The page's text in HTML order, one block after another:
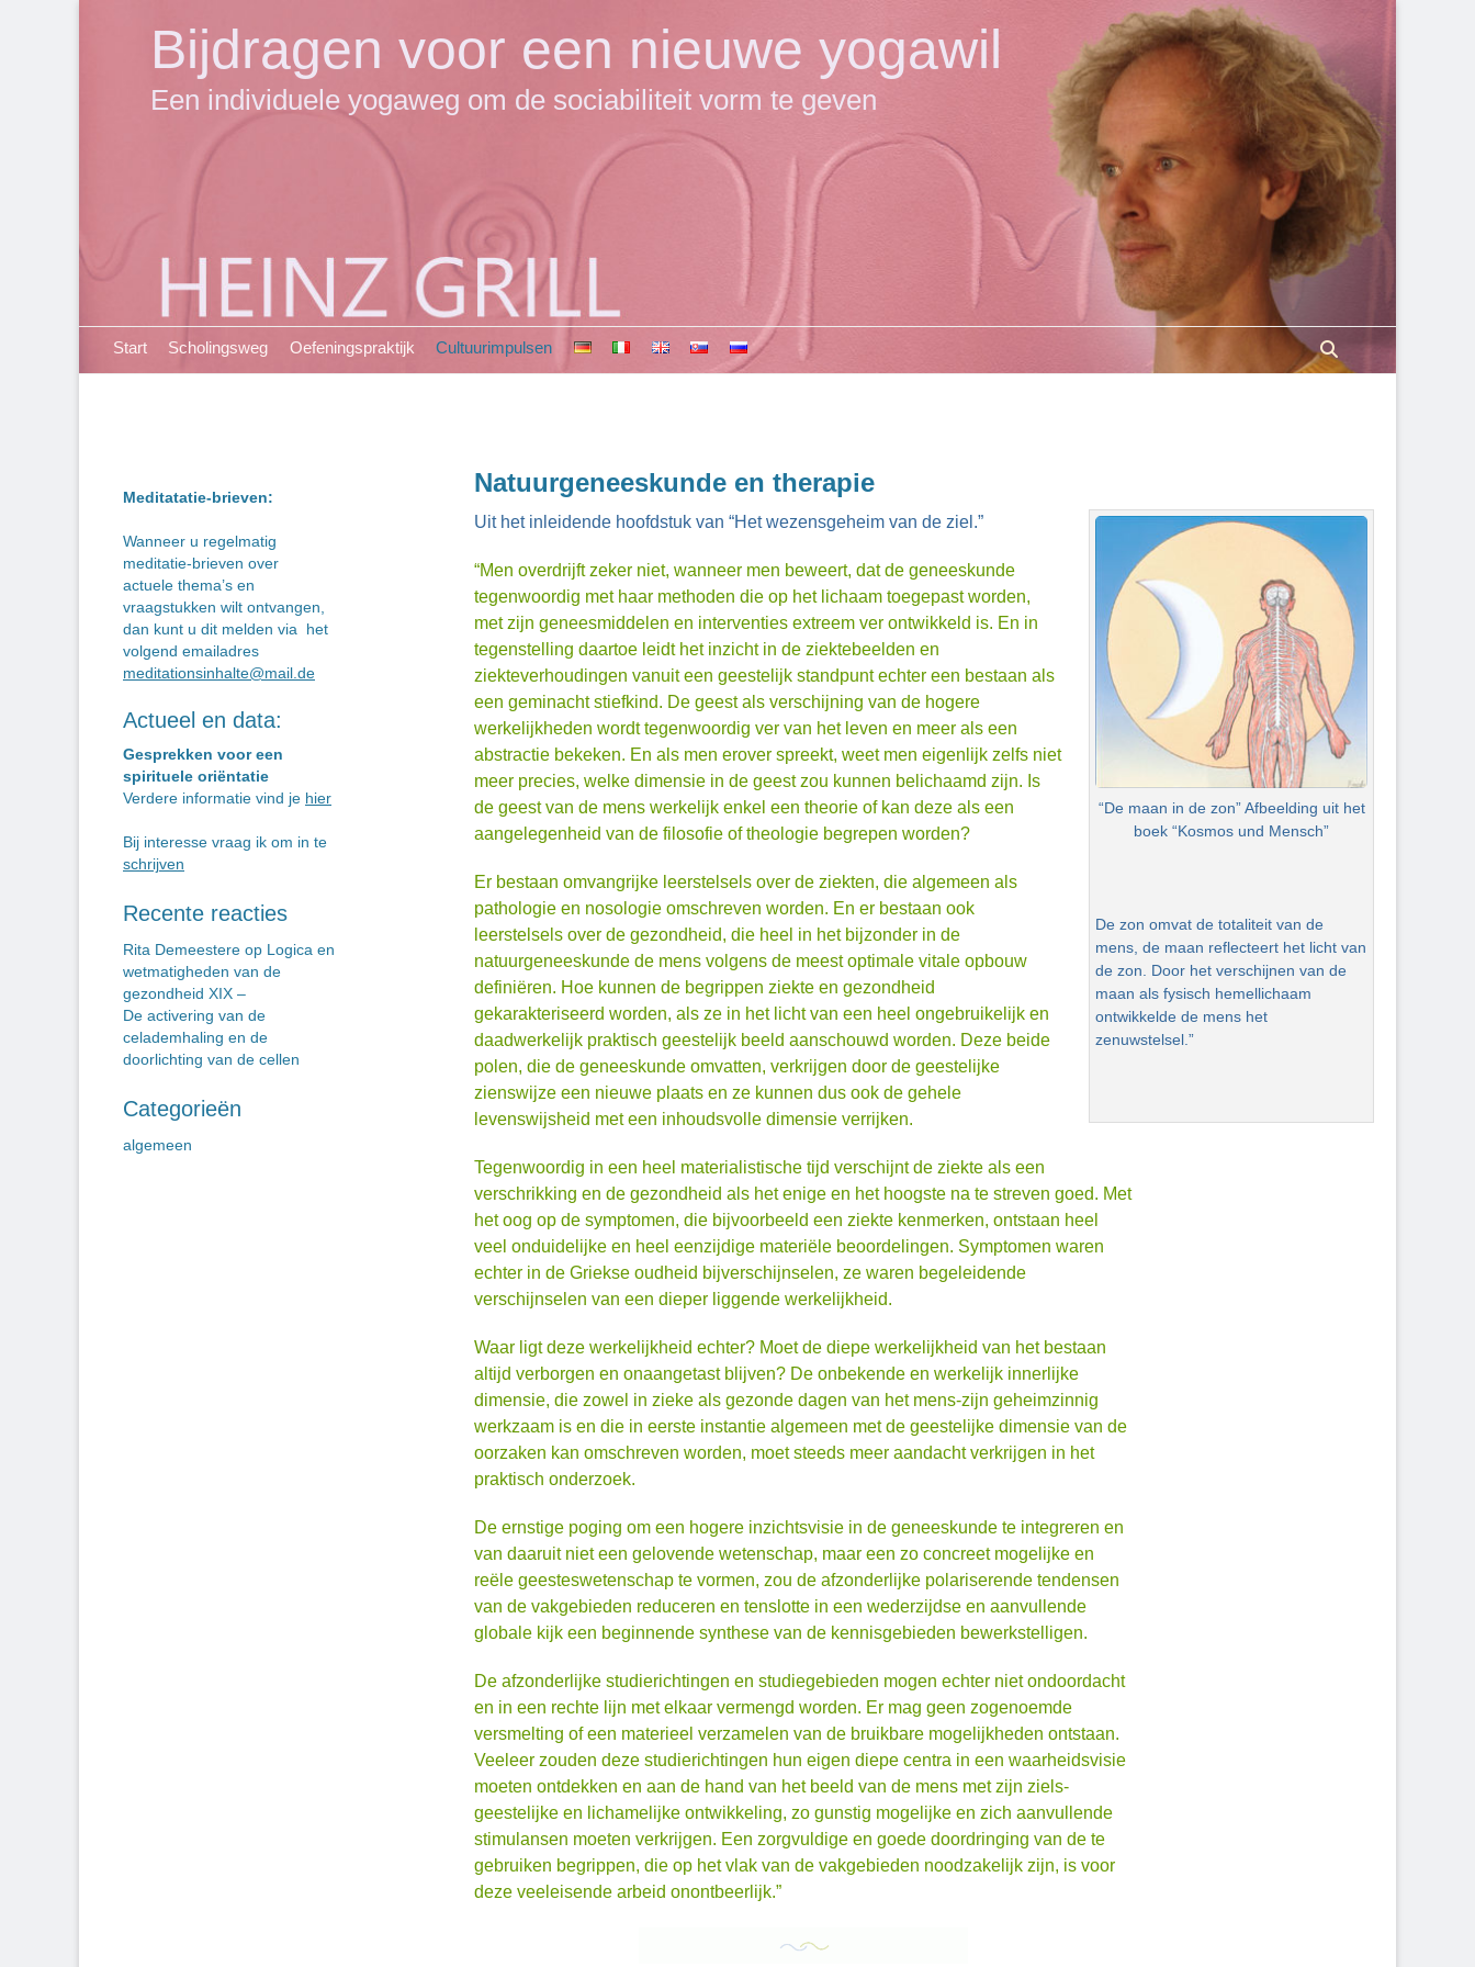
Bijdragen voor een nieuwe yogawil
Een individuele yogaweg om de sociabiliteit vorm te geven
Primair menu
GaStart Scholingsweg Oefeningspraktijk Cultuurimpulsen
Natuurgeneeskunde en therapie
“De maan in de zon” Afbeelding uit het
boek “Kosmos und Mensch”
De zon omvat de totaliteit van de
mens, de maan reflecteert het licht van
de zon. Door het verschijnen van de
maan als fysisch hemellichaam
ontwikkelde de mens het
zenuwstelsel.”
Uit het inleidende hoofdstuk van “Het wezensgeheim van de ziel.”
“Men overdrijft zeker niet, wanneer men beweert, dat de geneeskunde
tegenwoordig met haar methoden die op het lichaam toegepast worden,
met zijn geneesmiddelen en interventies extreem ver ontwikkeld is. En in
tegenstelling daartoe leidt het inzicht in de ziektebeelden en
ziekteverhoudingen vanuit een geestelijk standpunt echter een bestaan als
een geminacht stiefkind. De geest als verschijning van de hogere
werkelijkheden wordt tegenwoordig ver van het leven en meer als een
abstractie bekeken. En als men erover spreekt, weet men eigenlijk zelfs niet
meer precies, welke dimensie in de geest zou kunnen belichaamd zijn. Is
de geest van de mens werkelijk enkel een theorie of kan deze als een
aangelegenheid van de filosofie of theologie begrepen worden?
Er bestaan omvangrijke leerstelsels over de ziekten, die algemeen als
pathologie en nosologie omschreven worden. En er bestaan ook
leerstelsels over de gezondheid, die heel in het bijzonder in de
natuurgeneeskunde de mens volgens de meest optimale vitale opbouw
definiëren. Hoe kunnen de begrippen ziekte en gezondheid
gekarakteriseerd worden, als ze in het licht van een heel ongebruikelijk en
daadwerkelijk praktisch geestelijk beeld aanschouwd worden. Deze beide
polen, die de geneeskunde omvatten, verkrijgen door de geestelijke
zienswijze een nieuwe plaats en ze kunnen dus ook de gehele
levenswijsheid met een inhoudsvolle dimensie verrijken.
Tegenwoordig in een heel materialistische tijd verschijnt de ziekte als een
verschrikking en de gezondheid als het enige en het hoogste na te streven goed. Met
het oog op de symptomen, die bijvoorbeeld een ziekte kenmerken, ontstaan heel
veel onduidelijke en heel eenzijdige materiële beoordelingen. Symptomen waren
echter in de Griekse oudheid bijverschijnselen, ze waren begeleidende
verschijnselen van een dieper liggende werkelijkheid.
Waar ligt deze werkelijkheid echter? Moet de diepe werkelijkheid van het bestaan
altijd verborgen en onaangetast blijven? De onbekende en werkelijk innerlijke
dimensie, die zowel in zieke als gezonde dagen van het mens-zijn geheimzinnig
werkzaam is en die in eerste instantie algemeen met de geestelijke dimensie van de
oorzaken kan omschreven worden, moet steeds meer aandacht verkrijgen in het
praktisch onderzoek.
De ernstige poging om een hogere inzichtsvisie in de geneeskunde te integreren en
van daaruit niet een gelovende wetenschap, maar een zo concreet mogelijke en
reële geesteswetenschap te vormen, zou de afzonderlijke polariserende tendensen
van de vakgebieden reduceren en tenslotte in een wederzijdse en aanvullende
globale kijk een beginnende synthese van de kennisgebieden bewerkstelligen.
De afzonderlijke studierichtingen en studiegebieden mogen echter niet ondoordacht
en in een rechte lijn met elkaar vermengd worden. Er mag geen zogenoemde
versmelting of een materieel verzamelen van de bruikbare mogelijkheden ontstaan.
Veeleer zouden deze studierichtingen hun eigen diepe centra in een waarheidsvisie
moeten ontdekken en aan de hand van het beeld van de mens met zijn ziels-
geestelijke en lichamelijke ontwikkeling, zo gunstig mogelijke en zich aanvullende
stimulansen moeten verkrijgen. Een zorgvuldige en goede doordringing van de te
gebruiken begrippen, die op het vlak van de vakgebieden noodzakelijk zijn, is voor
deze veeleisende arbeid onontbeerlijk.”
Meditatatie-brieven:
Wanneer u regelmatig
meditatie-brieven over
actuele thema’s en
vraagstukken wilt ontvangen,
dan kunt u dit melden via het
volgend emailadres
meditationsinhalte@mail.de
Actueel en data:
Gesprekken voor een
spirituele oriëntatie
Verdere informatie vind je hier
Bij interesse vraag ik om in te
schrijven
Recente reacties
Rita Demeestere op Logica en
wetmatigheden van de
gezondheid XIX –
De activering van de
celademhaling en de
doorlichting van de cellen
Categorieën
algemeen